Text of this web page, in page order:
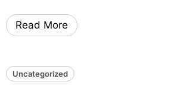
Read More
Uncategorized